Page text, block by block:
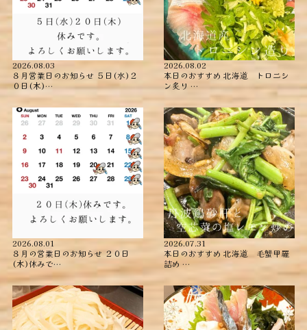
2026.08.03
８月営業日のお知らせ ５日(水)２
０日(木)…
2026.08.02
本日のおすすめ ︎北海道 トロニシ
ン炙り …
2026.08.01
８月の営業日のお知らせ ２０日
(木)休みで…
2026.07.31
本日のおすすめ ︎北海道 毛蟹甲羅
詰め ︎…